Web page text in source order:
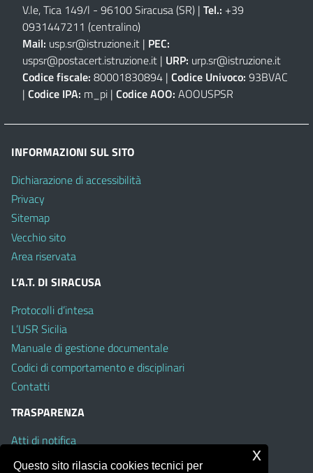
V.le, Tica 149/l - 96100 Siracusa (SR) | Tel.: +39
0931447211 (centralino)
Mail: usp.sr@istruzione.it | PEC:
uspsr@postacert.istruzione.it | URP: urp.sr@istruzione.it
Codice fiscale: 80001830894 | Codice Univoco: 93BVAC
| Codice IPA: m_pi | Codice AOO: AOOUSPSR
INFORMAZIONI SUL SITO
Dichiarazione di accessibilità
Privacy
Sitemap
Vecchio sito
Area riservata
L’A.T. DI SIRACUSA
Protocolli d’intesa
L’USR Sicilia
Manuale di gestione documentale
Codici di comportamento e disciplinari
Contatti
TRASPARENZA
Atti di notifica
Albo on line
Questo sito rilascia cookies tecnici per
x